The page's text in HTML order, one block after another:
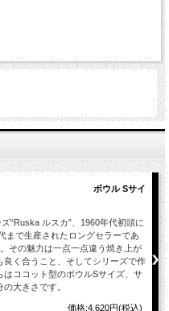
カ ボウル Sサイ
“Ruska ルスカ”、1960年代初頭に
まで生産されたロングセラーであ
その魅力は一点一点違う焼き上が
良く合うこと、そしてシリーズで作
はココット型のボウルSサイズ、サ
大きさです。
価格:4,620円(税込)